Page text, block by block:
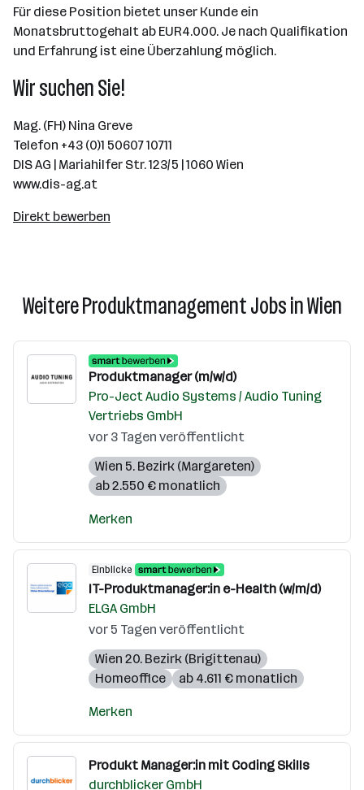
Für diese Position bietet unser Kunde ein
Monatsbruttogehalt ab EUR4.000. Je nach Qualifikation
und Erfahrung ist eine Überzahlung möglich.
Wir suchen Sie!
Mag. (FH) Nina Greve
Telefon +43 (0)1 50607 10711
DIS AG | Mariahilfer Str. 123/5 | 1060 Wien
www.dis-ag.at
Direkt bewerben
Weitere Produktmanagement Jobs in Wien
Produktmanager (m/w/d)
Pro-Ject Audio Systems / Audio Tuning
Vertriebs GmbH
vor 3 Tagen veröffentlicht
Wien 5. Bezirk (Margareten)
ab 2.550 € monatlich
Merken
Einblicke
IT-Produktmanager:in e-Health (w/m/d)
ELGA GmbH
vor 5 Tagen veröffentlicht
Wien 20. Bezirk (Brigittenau)
Homeoffice
ab 4.611 € monatlich
Merken
Produkt Manager:in mit Coding Skills
durchblicker GmbH